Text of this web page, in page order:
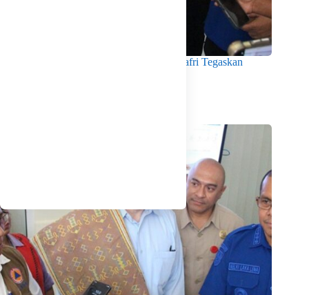
Menko Pangan Tinjau KNMP Untia, Munafri Tegaskan